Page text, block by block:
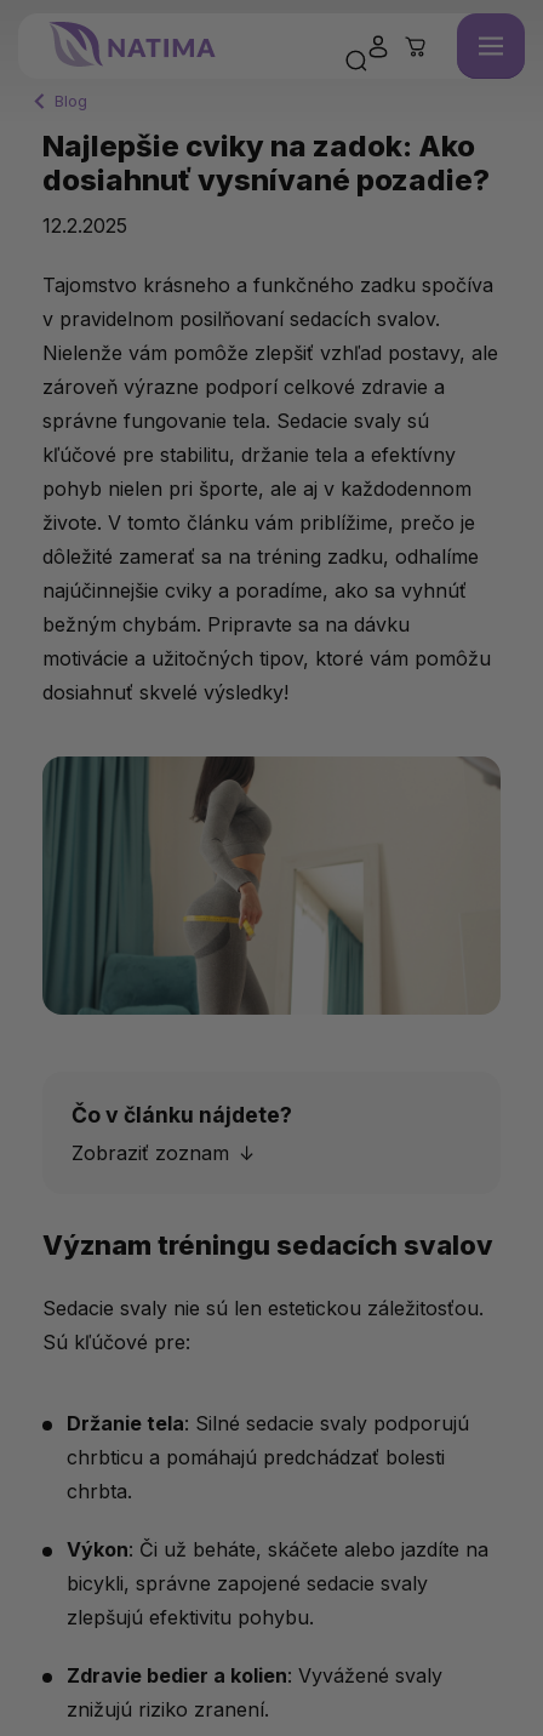
Blog
Najlepšie cviky na zadok: Ako
dosiahnuť vysnívané pozadie?
12.2.2025
Tajomstvo krásneho a funkčného zadku spočíva
v pravidelnom posilňovaní sedacích svalov.
Nielenže vám pomôže zlepšiť vzhľad postavy, ale
zároveň výrazne podporí celkové zdravie a
správne fungovanie tela. Sedacie svaly sú
kľúčové pre stabilitu, držanie tela a efektívny
pohyb nielen pri športe, ale aj v každodennom
živote. V tomto článku vám priblížime, prečo je
dôležité zamerať sa na tréning zadku, odhalíme
najúčinnejšie cviky a poradíme, ako sa vyhnúť
bežným chybám. Pripravte sa na dávku
motivácie a užitočných tipov, ktoré vám pomôžu
dosiahnuť skvelé výsledky!
Čo v článku nájdete?
Zobraziť zoznam
Význam tréningu sedacích svalov
Ako zostaviť efektívny tréningový plán
Aké doplnky výživy na podporu rastu
svalov u nás nájdete?
Časté chyby pri tréningu zadku
Slovenské magazíny ktoré riešili tému
tréningu zadku
Vytrvalosť a pravidelnosť prinášajú
Význam tréningu sedacích svalov
Sedacie svaly nie sú len estetickou záležitosťou.
Sú kľúčové pre:
Držanie tela: Silné sedacie svaly podporujú
chrbticu a pomáhajú predchádzať bolesti
chrbta.
Výkon: Či už beháte, skáčete alebo jazdíte na
bicykli, správne zapojené sedacie svaly
zlepšujú efektivitu pohybu.
Zdravie bedier a kolien: Vyvážené svaly
znižujú riziko zranení.